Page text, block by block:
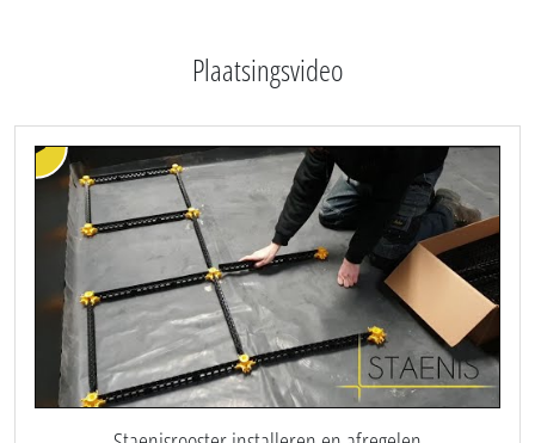
Installatie Staenisrooster
Kies een andere vloeropbouw